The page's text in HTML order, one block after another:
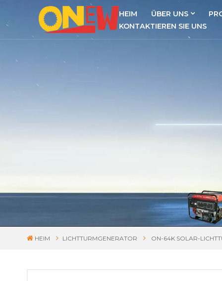
HEIM ÜBER UNS
KONTAKTIEREN SIE UNS
HEIM LICHTTURMGENERATOR ON-64K SOLAR-